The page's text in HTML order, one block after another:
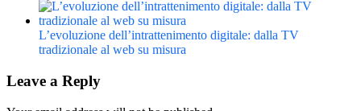
L’evoluzione dell’intrattenimento digitale: dalla TV
tradizionale al web su misura
Leave a Reply